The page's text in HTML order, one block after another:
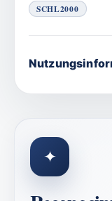
SCHL2000
✦